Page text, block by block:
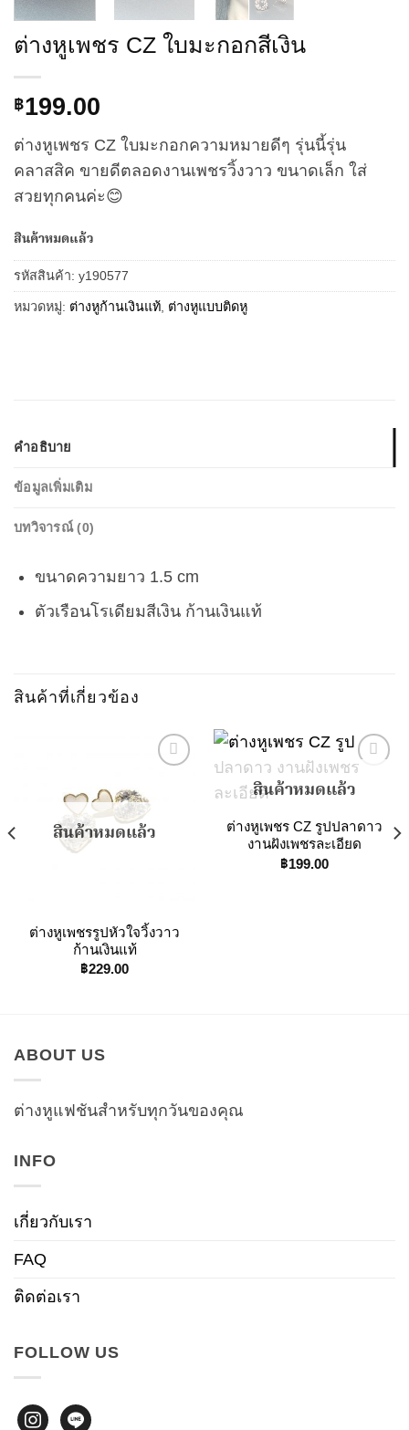
ต่างหูเพชร CZ ใบมะกอกสีเงิน
฿199.00
ต่างหูเพชร CZ ใบมะกอกความหมายดีๆ รุ่นนี้รุ่น
คลาสสิค ขายดีตลอดงานเพชรวิ้งวาว ขนาดเล็ก ใส่
สวยทุกคนค่ะ😊
สินค้าหมดแล้ว
รหัสสินค้า: y190577
หมวดหมู่: ต่างหูก้านเงินแท้ ต่างหูแบบติดหู
คำอธิบาย
ข้อมูลเพิ่มเติม
บทวิจารณ์ (0)
ขนาดความยาว 1.5 cm
ตัวเรือนโรเดียมสีเงิน ก้านเงินแท้
สินค้าที่เกี่ยวข้อง
Add to
Wishlist
สินค้าหมดแล้ว
ต่างหูเพชรรูปหัวใจวิ้งวาว
ก้านเงินแท้
฿229.00
Wishlist
สินค้าหมดแล้ว
ต่างหูเพชร CZ รูปปลาดาว
งานฝังเพชรละเอียด
฿199.00
ABOUT US
ต่างหูแฟชันสำหรับทุกวันของคุณ
INFO
เกี่ยวกับเรา
FAQ
ติดต่อเรา
FOLLOW US
instagram
line